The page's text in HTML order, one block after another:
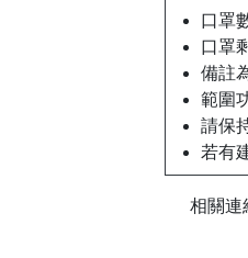
口罩
口罩
備註
範圍
請保
若有
相關連